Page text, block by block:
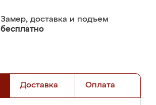
Замер, доставка и подъем
бесплатно
Доставка Оплата